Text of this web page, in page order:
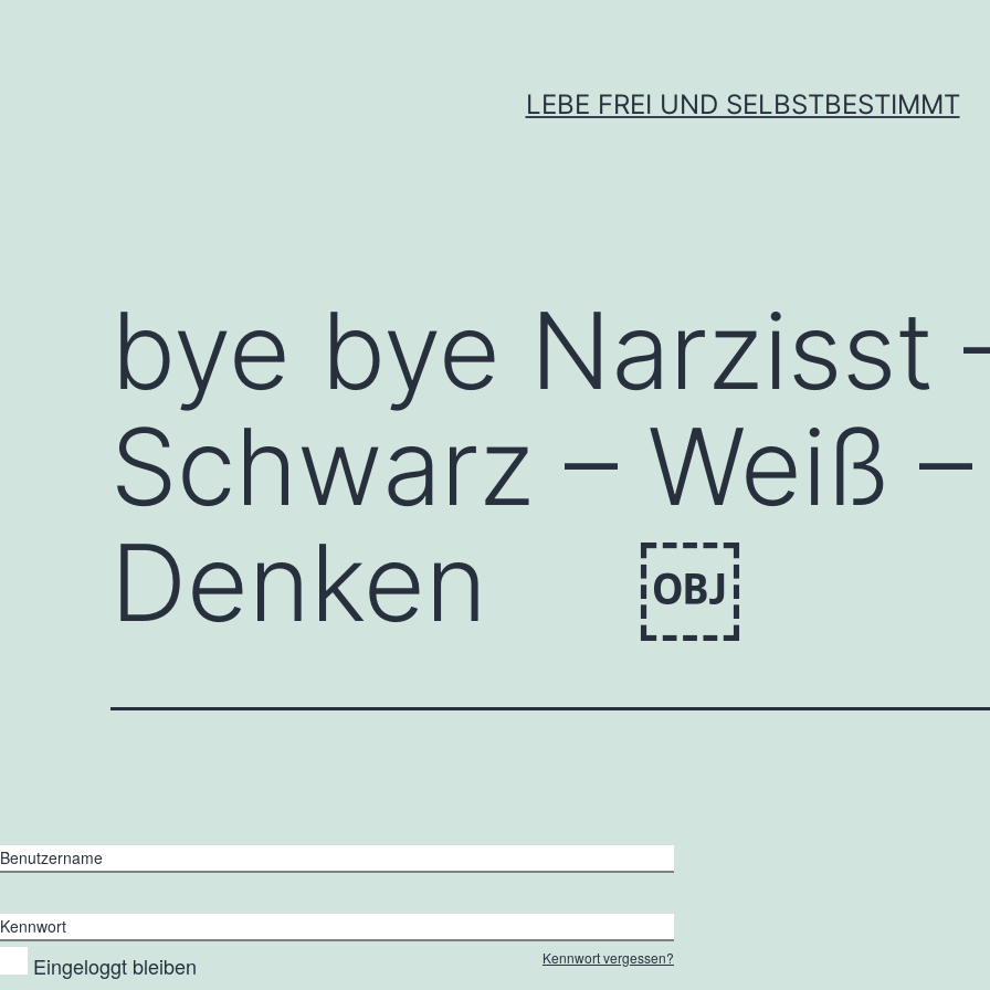
LEBE FREI UND SELBSTBESTIMMT
bye bye Narzisst
Schwarz – Weiß –
Denken ￼
Benutzername
Kennwort
Eingeloggt bleiben Kennwort vergessen?